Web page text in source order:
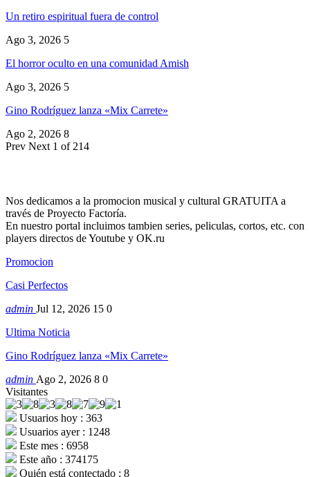
Un retiro espiritual fuera de control
Ago 3, 2026 5
El horror oculto en una comunidad Amish
Ago 3, 2026 5
Gino Rodríguez lanza «Mix Carrete»
Ago 2, 2026 8
Prev Next 1 of 214
Nos dedicamos a la promocion musical y cultural GRATUITA a
través de Proyecto Factoría.
En nuestro portal incluimos tambien series, peliculas, cortos, etc. con
players directos de Youtube y OK.ru
Promocion
Casi Perfectos
admin Jul 12, 2026 15 0
Ultima Noticia
Gino Rodríguez lanza «Mix Carrete»
admin Ago 2, 2026 8 0
Visitantes
Usuarios hoy : 363
Usuarios ayer : 1248
Este mes : 6958
Este año : 374175
Quién está contectado : 8